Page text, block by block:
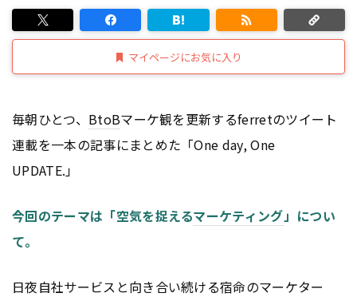
マイページにお気に入り
毎朝ひとつ、 BtoBマーケ観を更新するferretのツイート
連載を一本の記事にまとめた「One day, One
UPDATE.」
今回のテーマは「空気を捉えるマーケティング」につい
て。
日夜自社サービスと向き合い続ける宿命のマーケター